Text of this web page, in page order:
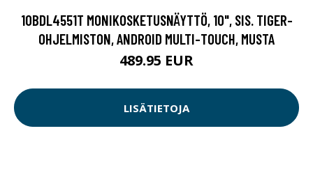
10BDL4551T MONIKOSKETUSNÄYTTÖ, 10", SIS. TIGER-
OHJELMISTON, ANDROID MULTI-TOUCH, MUSTA
489.95 EUR
LISÄTIETOJA